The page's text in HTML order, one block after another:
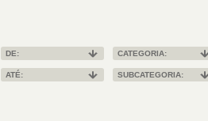
DE:
ATÉ:
CATEGORIA:
SUBCATEGORIA: